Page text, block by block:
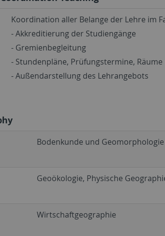
Koordination aller Belange der Lehre im
- Akkreditierung der Studiengänge
- Gremienbegleitung
- Stundenpläne, Prüfungstermine, Räume
- Außendarstellung des Lehrangebots
Bodenkunde und Geomorphologie
Geoökologie, Physische
Wirtschaftgeographie